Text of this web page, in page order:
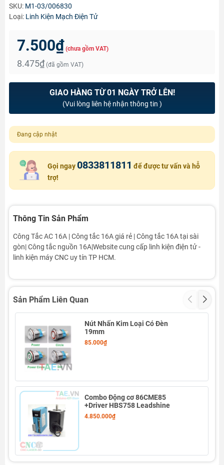
SKU: M1-03/006830
Loại: Linh Kiện Mạch Điện Tử
7.500₫ (chưa gồm VAT)
8.475₫ (đã gồm VAT)
GIAO HÀNG TỪ 01 NGÀY TRỞ LÊN!
(Vui lòng liên hệ nhận thông tin )
Đang cập nhật
Gọi ngay 0833811811 để được tư vấn và hỗ
trợ!
Thông Tin Sản Phẩm
Công Tắc AC 16A | Công tắc 16A giá rẻ | Công tắc 16A tại sài
gòn| Công tắc nguồn 16A|Website cung cấp linh kiện điện tử -
linh kiện máy CNC uy tín TP HCM.
Sản Phẩm Liên Quan
Nút Nhấn Kim Loại Có Đèn
19mm
85.000₫
Combo Động cơ 86CME85
+Driver HBS758 Leadshine
4.850.000₫